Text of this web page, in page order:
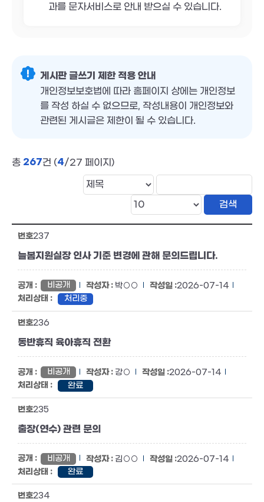
과를 문자서비스로 안내 받으실 수 있습니다.
게시판 글쓰기 제한 적용 안내
개인정보보호법에 따라 홈페이지 상에는 개인정보
를 작성 하실 수 없으므로, 작성내용이 개인정보와
관련된 게시글은 제한이 될 수 있습니다.
총 267건 (4/27 페이지)
237
늘봄지원실장 인사 기준 변경에 관해 문의드립니다.
비공개 박○○
2026-07-14
처리중
236
동반휴직 육아휴직 전환
비공개 강○
2026-07-14
완료
235
출장(연수) 관련 문의
비공개 김○○
2026-07-14
완료
234